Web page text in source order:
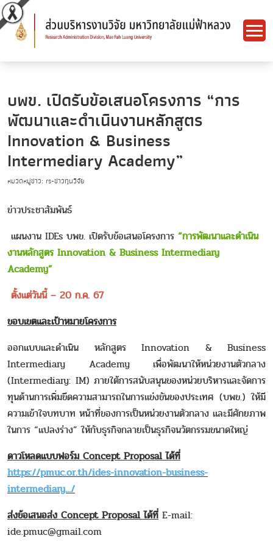
บพข. เปิดรับข้อเสนอโครงการ “การ
พัฒนาและดำเนินงานหลักสูตร
Innovation & Business
Intermediary Academy”
หมวดหมู่ข่าว: rs-ข่าวทุนวิจัย
ข่าวประชาสัมพันธ์
แผนงาน IDEs บพข. เปิดรับข้อเสนอโครงการ “การพัฒนาและดำเนิน
งานหลักสูตร Innovation & Business Intermediary
Academy”
ตั้งแต่วันนี้ – 20 ก.ค. 67
ขอบเขตและเป้าหมายโครงการ
ออกแบบและดำเนิน หลักสูตร Innovation & Business
Intermediary Academy เพื่อพัฒนาให้หน่วยงานตัวกลาง
(Intermediary: IM) ภายใต้การสนับสนุนของหน่วยบริหารและจัดการ
ทุนด้านการเพิ่มขีดความสามารถในการแข่งขันของประเทศ (บพข.) ให้มี
ความเข้าใจบทบาท หน้าที่ของการเป็นหน่วยงานตัวกลาง และมีศักยภาพ
ในการ “แปลงร่าง” ให้กับธุรกิจกลายเป็นธุรกิจนวัตกรรมขนาดใหญ่
ดาวโหลดแบบฟอร์ม Concept Proposal ได้ที่
https://pmuc.or.th/ides-innovation-business-
intermediary.../
ส่งข้อเสนอส่ง Concept Proposal ได้ที่ E-mail:
ide.pmuc@gmail.com